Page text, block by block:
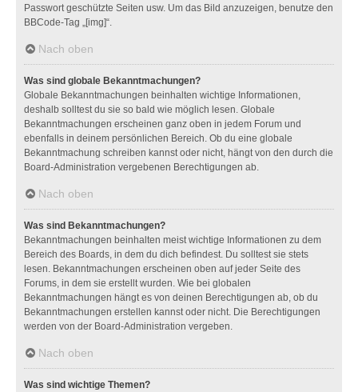
Passwort geschützte Seiten usw. Um das Bild anzuzeigen, benutze den
BBCode-Tag „[img]“.
Nach oben
Was sind globale Bekanntmachungen?
Globale Bekanntmachungen beinhalten wichtige Informationen,
deshalb solltest du sie so bald wie möglich lesen. Globale
Bekanntmachungen erscheinen ganz oben in jedem Forum und
ebenfalls in deinem persönlichen Bereich. Ob du eine globale
Bekanntmachung schreiben kannst oder nicht, hängt von den durch die
Board-Administration vergebenen Berechtigungen ab.
Nach oben
Was sind Bekanntmachungen?
Bekanntmachungen beinhalten meist wichtige Informationen zu dem
Bereich des Boards, in dem du dich befindest. Du solltest sie stets
lesen. Bekanntmachungen erscheinen oben auf jeder Seite des
Forums, in dem sie erstellt wurden. Wie bei globalen
Bekanntmachungen hängt es von deinen Berechtigungen ab, ob du
Bekanntmachungen erstellen kannst oder nicht. Die Berechtigungen
werden von der Board-Administration vergeben.
Nach oben
Was sind wichtige Themen?